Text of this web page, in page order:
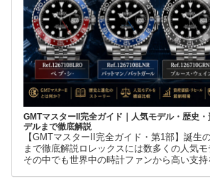
GMTマスターII完全ガイド｜人気モデル・歴史
デルまで徹底解説
【GMTマスターII完全ガイド・第1部】誕生
まで徹底解説ロレックスには数多くの人気モ
その中でも世界中の時計ファンから高い支